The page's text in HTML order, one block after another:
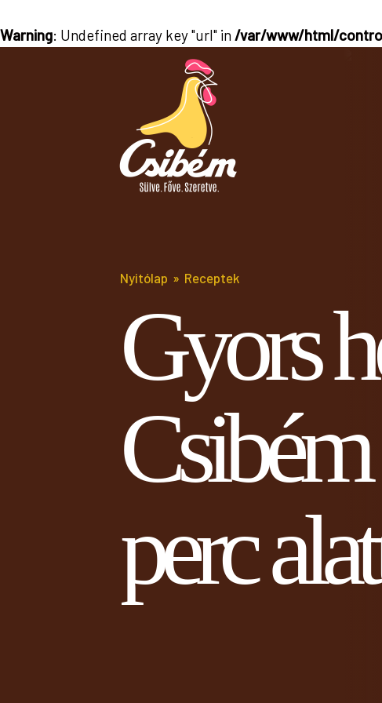
Warning: Undefined array key "url" in /var/www/html/
Nyitólap Receptek
Gyors
perc